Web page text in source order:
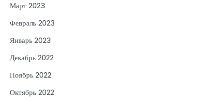
Март 2023
Февраль 2023
Январь 2023
Декабрь 2022
Ноябрь 2022
Октябрь 2022